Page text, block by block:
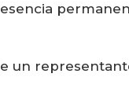
un